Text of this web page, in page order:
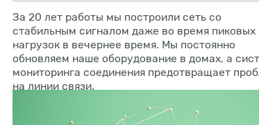
За 20 лет работы мы построили сеть со
стабильным сигналом даже во время пиковых
нагрузок в вечернее время. Мы постоянно
обновляем наше оборудование в домах, а
мониторинга соединения предотвращает
на линии связи.